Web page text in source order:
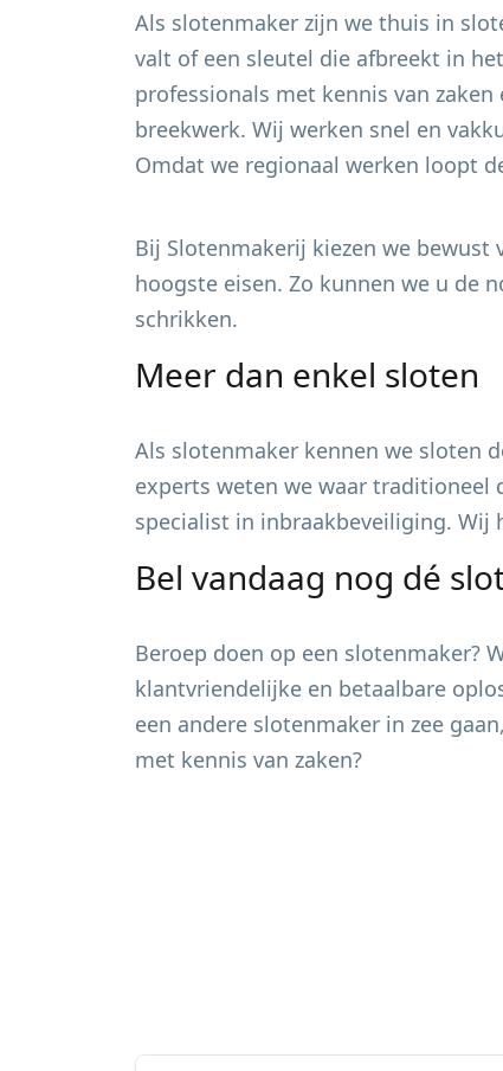
Als slotenmaker zijn we thuis in
valt of een sleutel die afbreekt in
professionals met kennis van
breekwerk. Wij werken snel en
Omdat we regionaal werken loopt
Bij Slotenmakerij kiezen we
hoogste eisen. Zo kunnen we u de
schrikken.
Meer dan enkel sloten
Als slotenmaker kennen we sloten
experts weten we waar traditioneel
specialist in inbraakbeveiliging. Wij
Bel vandaag nog dé
Beroep doen op een slotenmaker?
klantvriendelijke en betaalbare
een andere slotenmaker in zee
met kennis van zaken?